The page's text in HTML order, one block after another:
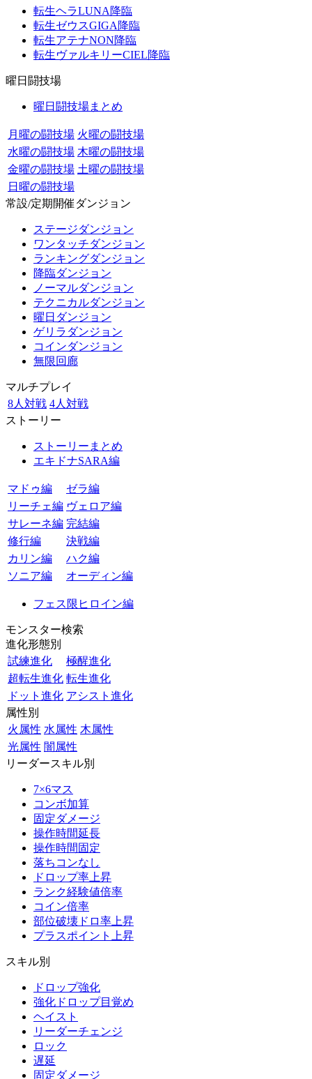
転生ヘラLUNA降臨
転生ゼウスGIGA降臨
転生アテナNON降臨
転生ヴァルキリーCIEL降臨
曜日闘技場
曜日闘技場まとめ
月曜の闘技場 火曜の闘技場
水曜の闘技場 木曜の闘技場
金曜の闘技場 土曜の闘技場
日曜の闘技場
常設/定期開催ダンジョン
ステージダンジョン
ワンタッチダンジョン
ランキングダンジョン
降臨ダンジョン
ノーマルダンジョン
テクニカルダンジョン
曜日ダンジョン
ゲリラダンジョン
コインダンジョン
無限回廊
マルチプレイ
8人対戦 4人対戦
ストーリー
ストーリーまとめ
エキドナSARA編
マドゥ編
ゼラ編
リーチェ編 ヴェロア編
サレーネ編 完結編
修行編
決戦編
カリン編
ハク編
ソニア編
オーディン編
フェス限ヒロイン編
モンスター検索
進化形態別
試練進化
極醒進化
超転生進化 転生進化
ドット進化 アシスト進化
属性別
火属性 水属性 木属性
光属性 闇属性
リーダースキル別
7×6マス
コンボ加算
固定ダメージ
操作時間延長
操作時間固定
落ちコンなし
ドロップ率上昇
ランク経験値倍率
コイン倍率
部位破壊ドロ率上昇
プラスポイント上昇
スキル別
ドロップ強化
強化ドロップ目覚め
ヘイスト
リーダーチェンジ
ロック
遅延
固定ダメージ